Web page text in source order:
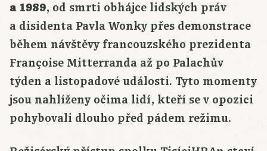
a 1989, od smrti obhájce lidských práv
a disidenta Pavla Wonky přes demonstrace
během návštěvy francouzského prezidenta
Françoise Mitterranda až po Palachův
týden a listopadové události. Tyto momenty
jsou nahlíženy očima lidí, kteří se v opozici
pohybovali dlouho před pádem režimu.